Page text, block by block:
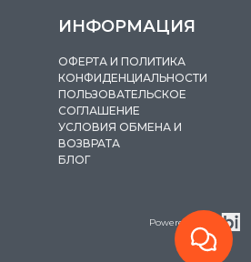
ИНФОРМАЦИЯ
ОФЕРТА И ПОЛИТИКА
КОНФИДЕНЦИАЛЬНОСТИ
ПОЛЬЗОВАТЕЛЬСКОЕ
СОГЛАШЕНИЕ
УСЛОВИЯ ОБМЕНА И
ВОЗВРАТА
БЛОГ
Powered by